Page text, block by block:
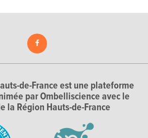
de-France est une plateforme
par Ombelliscience avec le
la Région Hauts-de-France